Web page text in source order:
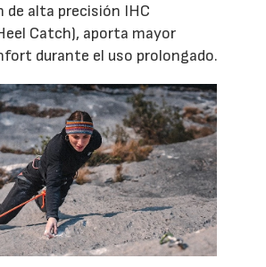
alta precisión IHC
Catch), aporta mayor
durante el uso prolongado.